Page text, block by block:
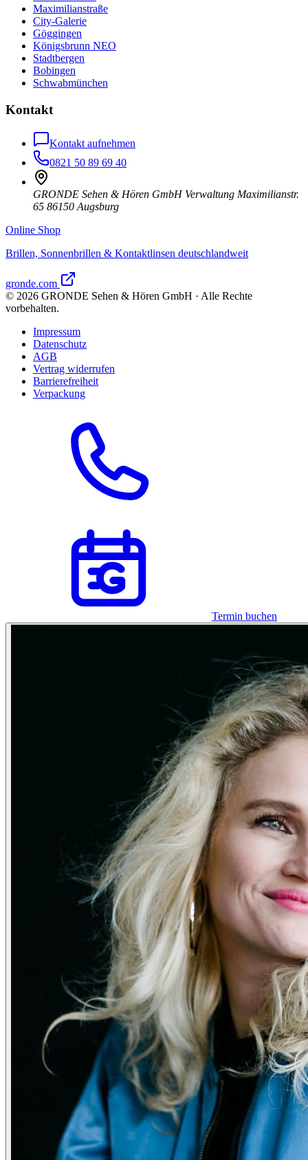
Maximilianstraße
City-Galerie
Göggingen
Königsbrunn NEO
Stadtbergen
Bobingen
Schwabmünchen
Kontakt
Kontakt aufnehmen
0821 50 89 69 40
GRONDE Sehen & Hören GmbH Verwaltung Maximilianstr.
65 86150 Augsburg
Online Shop
Brillen, Sonnenbrillen & Kontaktlinsen deutschlandweit
gronde.com
© 2026 GRONDE Sehen & Hören GmbH · Alle Rechte
vorbehalten.
Impressum
Datenschutz
AGB
Vertrag widerrufen
Barrierefreiheit
Verpackung
Termin buchen